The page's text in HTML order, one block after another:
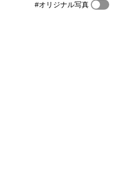
#オリジナル写真